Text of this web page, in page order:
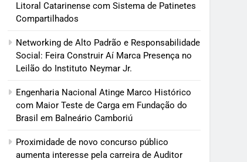
Litoral Catarinense com Sistema de Patinetes
Compartilhados
Networking de Alto Padrão e Responsabilidade
Social: Feira Construir Aí Marca Presença no
Leilão do Instituto Neymar Jr.
Engenharia Nacional Atinge Marco Histórico
com Maior Teste de Carga em Fundação do
Brasil em Balneário Camboriú
Proximidade de novo concurso público
aumenta interesse pela carreira de Auditor